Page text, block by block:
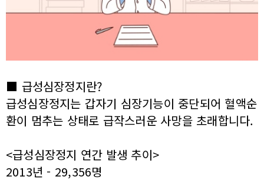
■ 급성심장정지란?
급성심장정지는 갑자기 심장기능이 중단되어 혈액순
환이 멈추는 상태로 급작스러운 사망을 초래합니다.
<급성심장정지 연간 발생 추이>
2013년 - 29,356명